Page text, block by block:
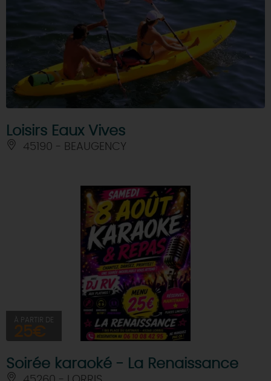
Loisirs Eaux Vives
45190 - BEAUGENCY
À PARTIR DE
25€
Soirée karaoké - La Renaissance